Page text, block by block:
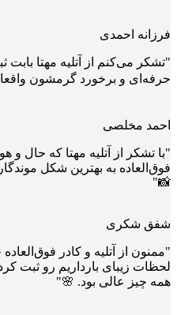
فرزانه احمدی
"تشکر می‌کنم از آتلیه مهتا
حرفه‌ای و برخورد گرمشون
احمد مخلصی
"با تشکر از آتلیه مهتا که حال
فوق‌العاده به بهترین شکل
📸"
شفق شکری
"ممنون از آتلیه و کادر
لحظات زیبای بارداریم رو ثبت
همه چیز عالی بود. 🌸"